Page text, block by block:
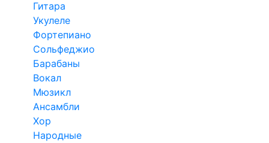
Гитара
Укулеле
Фортепиано
Сольфеджио
Барабаны
Вокал
Мюзикл
Ансамбли
Хор
Народные